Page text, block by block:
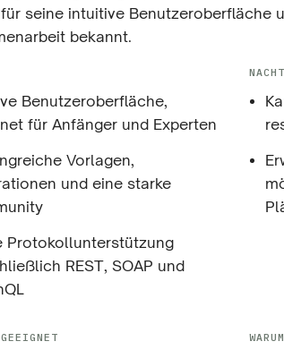
seine intuitive Benutzeroberfläche
bekannt.
Benutzeroberfläche,
für Anfänger und Experten
Vorlagen,
und eine starke
Protokollunterstützung
REST, SOAP und